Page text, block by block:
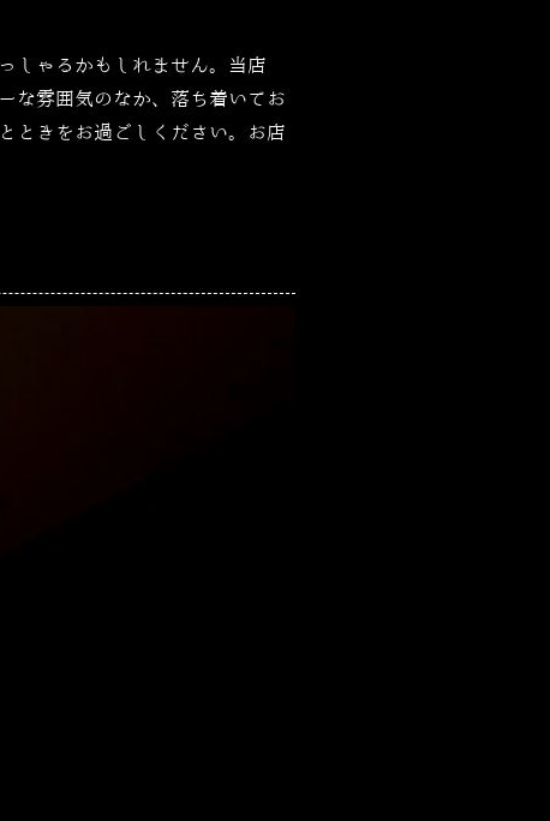
しゃるかもしれません。当店
な雰囲気のなか、落ち着いてお
ときをお過ごしください。お店